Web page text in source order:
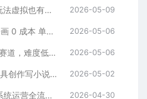
2026最新多多虚拟0.01玩法虚拟也有新门路轻松日入2500! 2026-05-09
手机壁纸赚钱秘籍！AI 绘画 0 成本 单店狂销 3.8 万单 2026-05-06
公众号流量主之拍照技巧赛道，难度低+流量大，起号第一篇就爆了10w阅读！ 2026-05-06
26年最新风口项目，AI工具创作写小说，轻松实现日入1000+ 2026-05-02
公众号流量主变现从0-1系统运营全流程讲解！ 2026-04-30